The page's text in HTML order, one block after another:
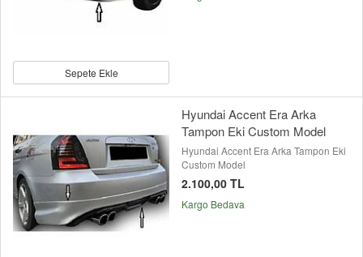
Sepete Ekle
Hyundai Accent Era Arka
Tampon Eki Custom Model
Hyundai Accent Era Arka Tampon Eki
Custom Model
2.100,00 TL
Kargo Bedava